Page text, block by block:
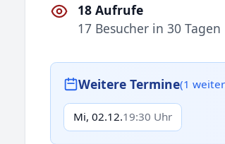
18 Aufrufe
17 Besucher in 30 Tagen
Weitere Termine(1
Mi, 02.12.19:30 Uhr